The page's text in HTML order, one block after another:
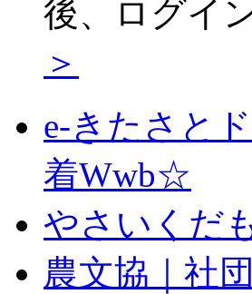
後、ログイ
＞
e-きたさと
着Wwb☆
やさいくだ
農文協｜社